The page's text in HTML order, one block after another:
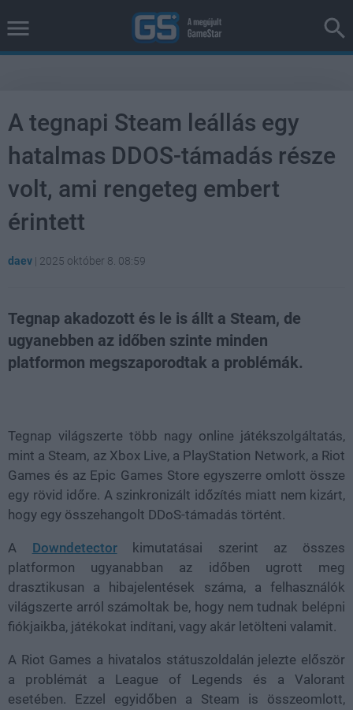
A tegnapi Steam leállás egy
hatalmas DDOS-támadás része
volt, ami rengeteg embert
érintett
daev | 2025 október 8. 08:59
Tegnap akadozott és le is állt a Steam, de
ugyanebben az időben szinte minden
platformon megszaporodtak a problémák.
Tegnap világszerte több nagy online játékszolgáltatás,
mint a Steam, az Xbox Live, a PlayStation Network, a Riot
Games és az Epic Games Store egyszerre omlott össze
egy rövid időre. A szinkronizált időzítés miatt nem kizárt,
hogy egy összehangolt DDoS-támadás történt.
A Downdetectorkimutatásai szerint az összes
platformon ugyanabban az időben ugrott meg
drasztikusan a hibajelentések száma, a felhasználók
világszerte arról számoltak be, hogy nem tudnak belépni
fiókjaikba, játékokat indítani, vagy akár letölteni valamit.
A Riot Games a hivatalos státuszoldalán jelezte először
a problémát a League of Legends és a Valorant
esetében. Ezzel egyidőben a Steam is összeomlott,